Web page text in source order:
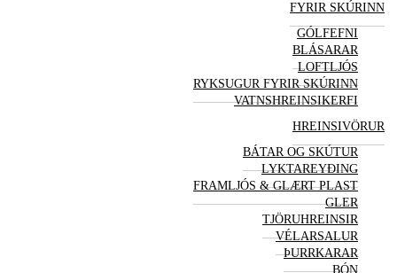
FYRIR SKÚRINN
GÓLFEFNI
BLÁSARAR
LOFTLJÓS
RYKSUGUR FYRIR SKÚRINN
VATNSHREINSIKERFI
HREINSIVÖRUR
BÁTAR OG SKÚTUR
LYKTAREYÐING
FRAMLJÓS & GLÆRT PLAST
GLER
TJÖRUHREINSIR
VÉLARSALUR
ÞURRKARAR
BÓN